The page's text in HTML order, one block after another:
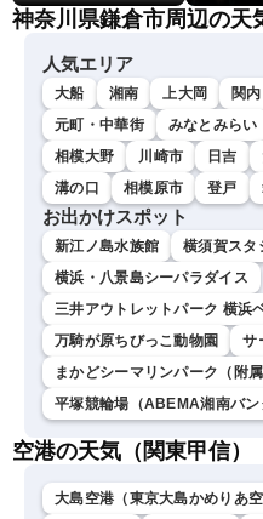
神奈川県鎌倉市周辺の天
人気エリア
大船 湘南 上大岡 関内
元町・中華街
みなとみらい
相模大野
川崎市 日吉
溝の口
相模原市 登戸
お出かけスポット
新江ノ島水族館
横須賀スタ
横浜・八景島シーパラダイス
三井アウトレットパーク 横浜
万騎が原ちびっこ動物園
サ
まかどシーマリンパーク（附属
平塚競輪場（ABEMA湘南バン
空港の天気（関東甲信）
大島空港（東京大島かめりあ空